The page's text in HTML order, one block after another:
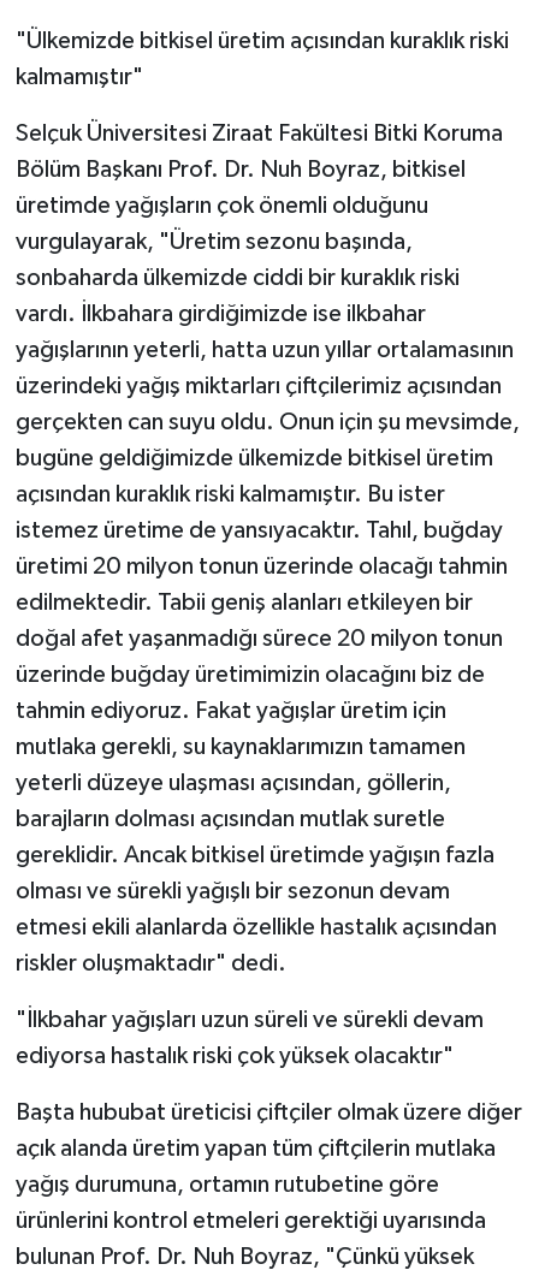
"Ülkemizde bitkisel üretim açısından kuraklık riski
kalmamıştır"
Selçuk Üniversitesi Ziraat Fakültesi Bitki Koruma
Bölüm Başkanı Prof. Dr. Nuh Boyraz, bitkisel
üretimde yağışların çok önemli olduğunu
vurgulayarak, "Üretim sezonu başında,
sonbaharda ülkemizde ciddi bir kuraklık riski
vardı. İlkbahara girdiğimizde ise ilkbahar
yağışlarının yeterli, hatta uzun yıllar ortalamasının
üzerindeki yağış miktarları çiftçilerimiz açısından
gerçekten can suyu oldu. Onun için şu mevsimde,
bugüne geldiğimizde ülkemizde bitkisel üretim
açısından kuraklık riski kalmamıştır. Bu ister
istemez üretime de yansıyacaktır. Tahıl, buğday
üretimi 20 milyon tonun üzerinde olacağı tahmin
edilmektedir. Tabii geniş alanları etkileyen bir
doğal afet yaşanmadığı sürece 20 milyon tonun
üzerinde buğday üretimimizin olacağını biz de
tahmin ediyoruz. Fakat yağışlar üretim için
mutlaka gerekli, su kaynaklarımızın tamamen
yeterli düzeye ulaşması açısından, göllerin,
barajların dolması açısından mutlak suretle
gereklidir. Ancak bitkisel üretimde yağışın fazla
olması ve sürekli yağışlı bir sezonun devam
etmesi ekili alanlarda özellikle hastalık açısından
riskler oluşmaktadır" dedi.
"İlkbahar yağışları uzun süreli ve sürekli devam
ediyorsa hastalık riski çok yüksek olacaktır"
Başta hububat üreticisi çiftçiler olmak üzere diğer
açık alanda üretim yapan tüm çiftçilerin mutlaka
yağış durumuna, ortamın rutubetine göre
ürünlerini kontrol etmeleri gerektiği uyarısında
bulunan Prof. Dr. Nuh Boyraz, "Çünkü yüksek